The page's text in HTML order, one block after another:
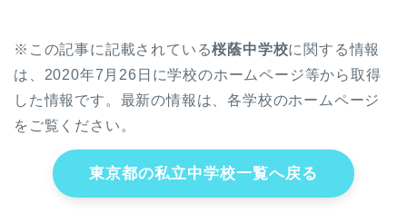
※この記事に記載されている桜蔭中学校に関する情報
は、2020年7月26日に学校のホームページ等から取得
した情報です。最新の情報は、各学校のホームページ
をご覧ください。
東京都の私立中学校一覧へ戻る